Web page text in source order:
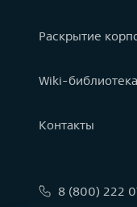
Раскрытие
Wiki-библиотека
Контакты
8 (800) 222